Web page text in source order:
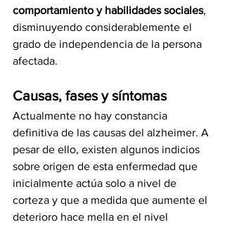
comportamiento y habilidades sociales,
disminuyendo considerablemente el
grado de independencia de la persona
afectada.
Causas, fases y síntomas
Actualmente no hay constancia
definitiva de las causas del alzheimer. A
pesar de ello, existen algunos indicios
sobre origen de esta enfermedad que
inicialmente actúa solo a nivel de
corteza y que a medida que aumente el
deterioro hace mella en el nivel